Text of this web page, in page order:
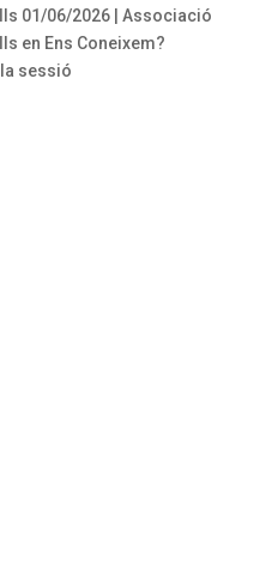
01/06/2026 | Associació
en Ens Coneixem?
sessió